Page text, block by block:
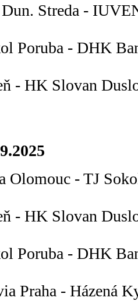
Streda -
Poruba -
- HK
Olomouc -
- HK
Poruba -
Praha -